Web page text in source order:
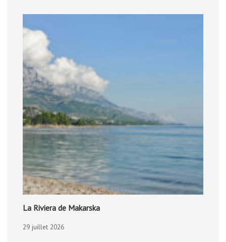
La Riviera de Makarska
29 juillet 2026